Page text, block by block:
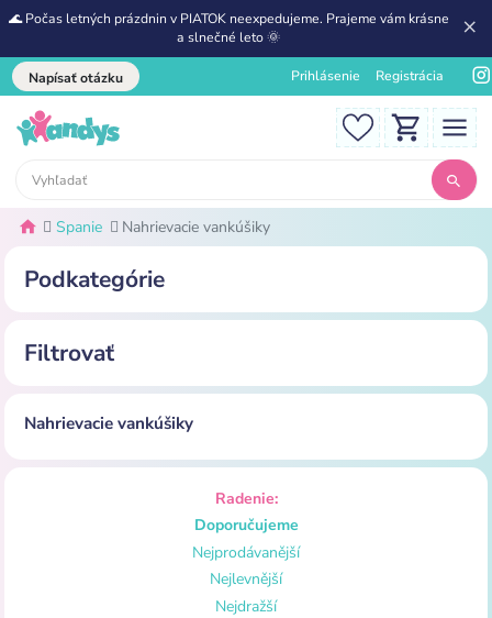
🌊 Počas letných prázdnin v PIATOK neexpedujeme. Prajeme vám krásne
a slnečné leto 🌞
Napísať otázku Prihlásenie Registrácia
Spanie Nahrievacie vankúšiky
Podkategórie
Filtrovať
Nahrievacie vankúšiky
Radenie:
Doporučujeme
Nejprodávanější
Nejlevnější
Nejdražší